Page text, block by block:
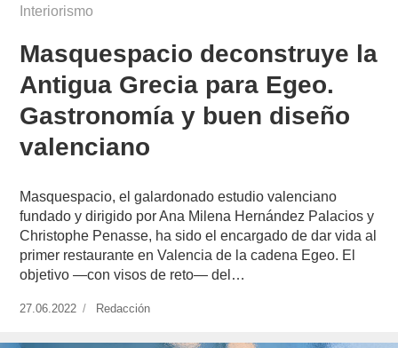
Interiorismo
Masquespacio deconstruye la
Antigua Grecia para Egeo.
Gastronomía y buen diseño
valenciano
Masquespacio, el galardonado estudio valenciano
fundado y dirigido por Ana Milena Hernández Palacios y
Christophe Penasse, ha sido el encargado de dar vida al
primer restaurante en Valencia de la cadena Egeo. El
objetivo —con visos de reto— del…
Publicado
27.06.2022 https://www.experimenta.es/author/redaccion/
Redacción